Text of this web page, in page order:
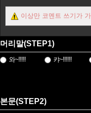
이상만 코멘트 쓰기가
머리말(STEP1)
와~!!!!! 캬~!!!!!!
본문(STEP2)